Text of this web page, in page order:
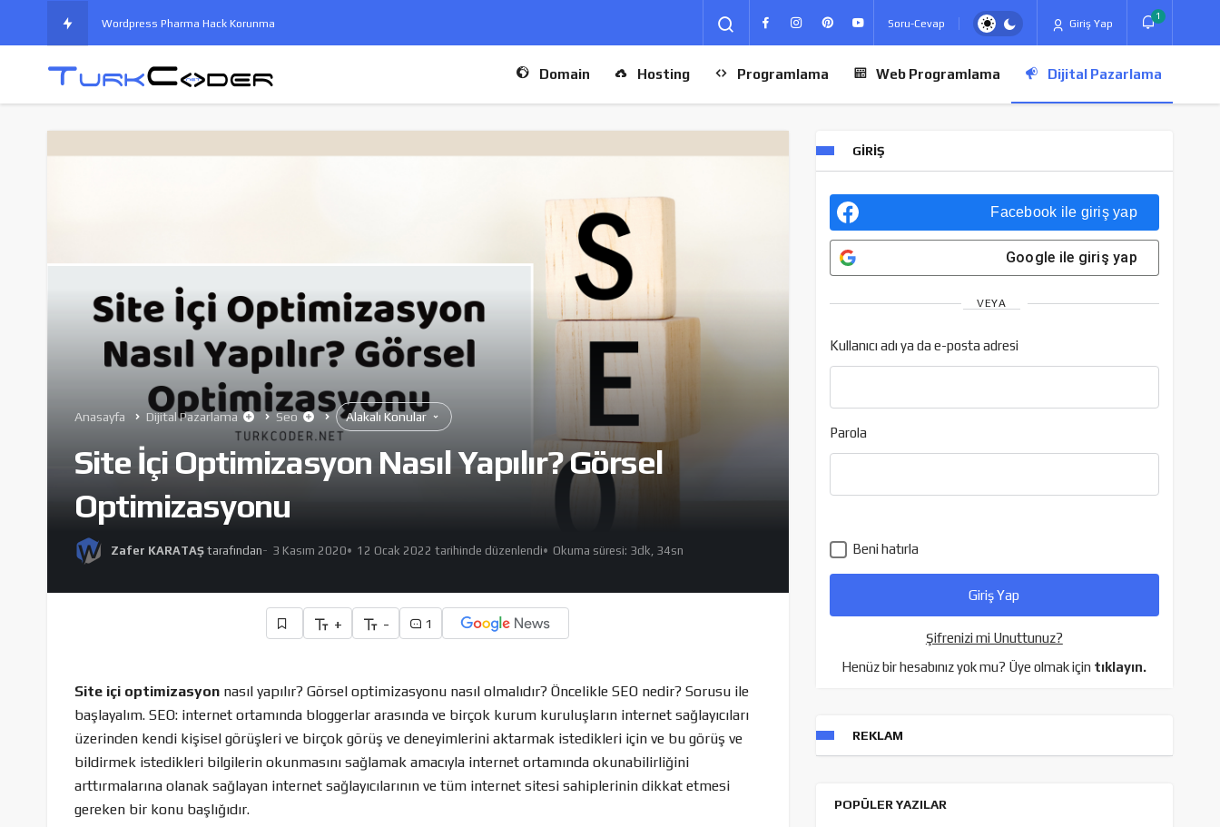
Wordpress Pharma Hack Korunma
Vb.Net Prosedür ve Fonksiyonlar
Cpanel Lisans Ücreti 2021 Yılında Tekrar Zamlanıyor
Ads Arama Ağında Kasıtlı Tıklamalardan Korunma
Subdomain Ip Yönlendirmesi
Soru-Cevap Giriş Yap
1
Domain Hosting Programlama Web Programlama Dijital Pazarlama
Anasayfa Dijital Pazarlama Seo Alakalı Konular
Site İçi Optimizasyon Nasıl Yapılır? Görsel
Optimizasyonu
Zafer KARATAŞ tarafından 3 Kasım 2020 12 Ocak 2022 tarihinde düzenlendi Okuma süresi: 3dk, 34sn
+ - 1
Site içi optimizasyon nasıl yapılır? Görsel optimizasyonu nasıl olmalıdır? Öncelikle SEO nedir? Sorusu ile
başlayalım. SEO: internet ortamında bloggerlar arasında ve birçok kurum kuruluşların internet sağlayıcıları
üzerinden kendi kişisel görüşleri ve birçok görüş ve deneyimlerini aktarmak istedikleri için ve bu görüş ve
bildirmek istedikleri bilgilerin okunmasını sağlamak amacıyla internet ortamında okunabilirliğini
arttırmalarına olanak sağlayan internet sağlayıcılarının ve tüm internet sitesi sahiplerinin dikkat etmesi
gereken bir konu başlığıdır.
GIRIŞ
Facebook ile giriş yap
Google ile giriş yap
VEYA
Kullanıcı adı ya da e-posta adresi
Parola
Beni hatırla
Şifrenizi mi Unuttunuz?
Henüz bir hesabınız yok mu? Üye olmak için tıklayın.
REKLAM
POPÜLER YAZILAR